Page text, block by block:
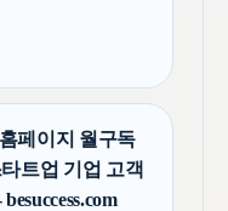
페이지 월구독
트업 기업 고객